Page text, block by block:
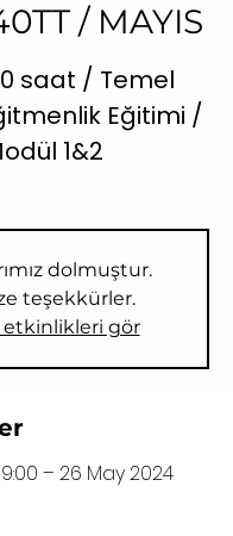
/ MAYIS
saat / Temel
Eğitimi /
1&2
dolmuştur.
teşekkürler.
etkinlikleri gör
– 26 May 2024